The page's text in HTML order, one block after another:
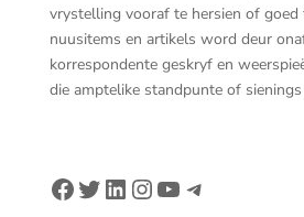
vrystelling vooraf te hersien of goed
nuusitems en artikels word deur
korrespondente geskryf en
die amptelike standpunte of
Facebook
Twitter
LinkedIn
Instagram
YouTube
Telegram